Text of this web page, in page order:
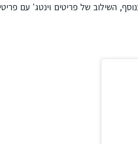
השילוב של פריטים וינטג' עם